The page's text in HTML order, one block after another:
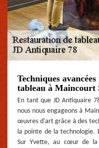
Techniques
tableau à Maincourt
En tant que JD Antiquaire
nous nous engageons à
œuvres d'art grâce à des
la pointe de la technologie.
Sur Yvette, au cœur de la